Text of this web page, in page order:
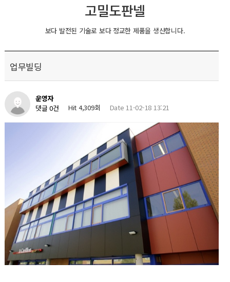
고밀도판넬
보다 발전된 기술로 보다 정교한 제품을 생산합니다.
업무빌딩
운영자
댓글 0건
Hit 4,309회 Date 11-02-18 13:21